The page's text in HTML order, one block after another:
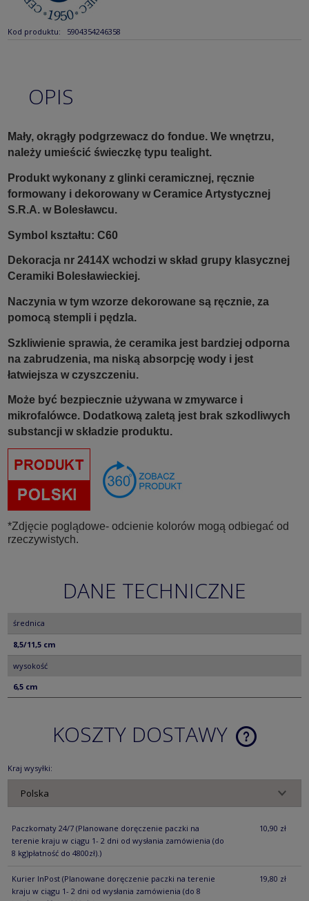
Kod produktu: 5904354246358
OPIS
Mały, okrągły podgrzewacz do fondue. We wnętrzu,
należy umieścić świeczkę typu tealight.
Produkt wykonany z glinki ceramicznej, ręcznie
formowany i dekorowany w Ceramice Artystycznej
S.R.A. w Bolesławcu.
Symbol kształtu: C60
Dekoracja nr 2414X wchodzi w skład grupy klasycznej
Ceramiki Bolesławieckiej.
Naczynia w tym wzorze dekorowane są ręcznie, za
pomocą stempli i pędzla.
Szkliwienie sprawia, że ceramika jest bardziej odporna
na zabrudzenia, ma niską absorpcję wody i jest
łatwiejsza w czyszczeniu.
Może być bezpiecznie używana w zmywarce i
mikrofalówce. Dodatkową zaletą jest brak szkodliwych
substancji w składzie produktu.
*Zdjęcie poglądowe- odcienie kolorów mogą odbiegać od
rzeczywistych.
DANE TECHNICZNE
średnica
8,5/11,5 cm
wysokość
6,5 cm
KOSZTY DOSTAWY
CENA NIE
Kraj wysyłki:
Paczkomaty 24/7 (Planowane doręczenie paczki na
terenie kraju w ciągu 1- 2 dni od wysłania zamówienia (do
8 kg)płatność do 4800zł).)
10,90 zł
Kurier InPost (Planowane doręczenie paczki na terenie
kraju w ciągu 1- 2 dni od wysłania zamówienia (do 8
19,80 zł